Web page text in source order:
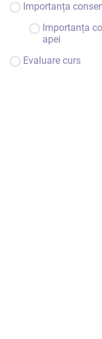
Importanța
Importanța
apei
Evaluare curs